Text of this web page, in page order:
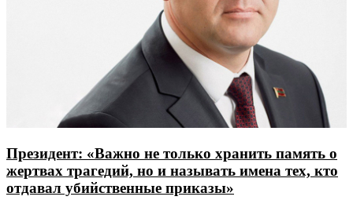
Президент: «Важно не только хранить память о
жертвах трагедий, но и называть имена тех, кто
отдавал убийственные приказы»